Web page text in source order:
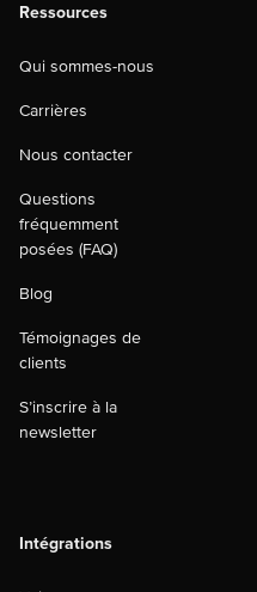
Ressources
Qui sommes-nous
Carrières
Nous contacter
Questions
fréquemment
posées (FAQ)
Blog
Témoignages de
clients
S’inscrire à la
newsletter
Intégrations